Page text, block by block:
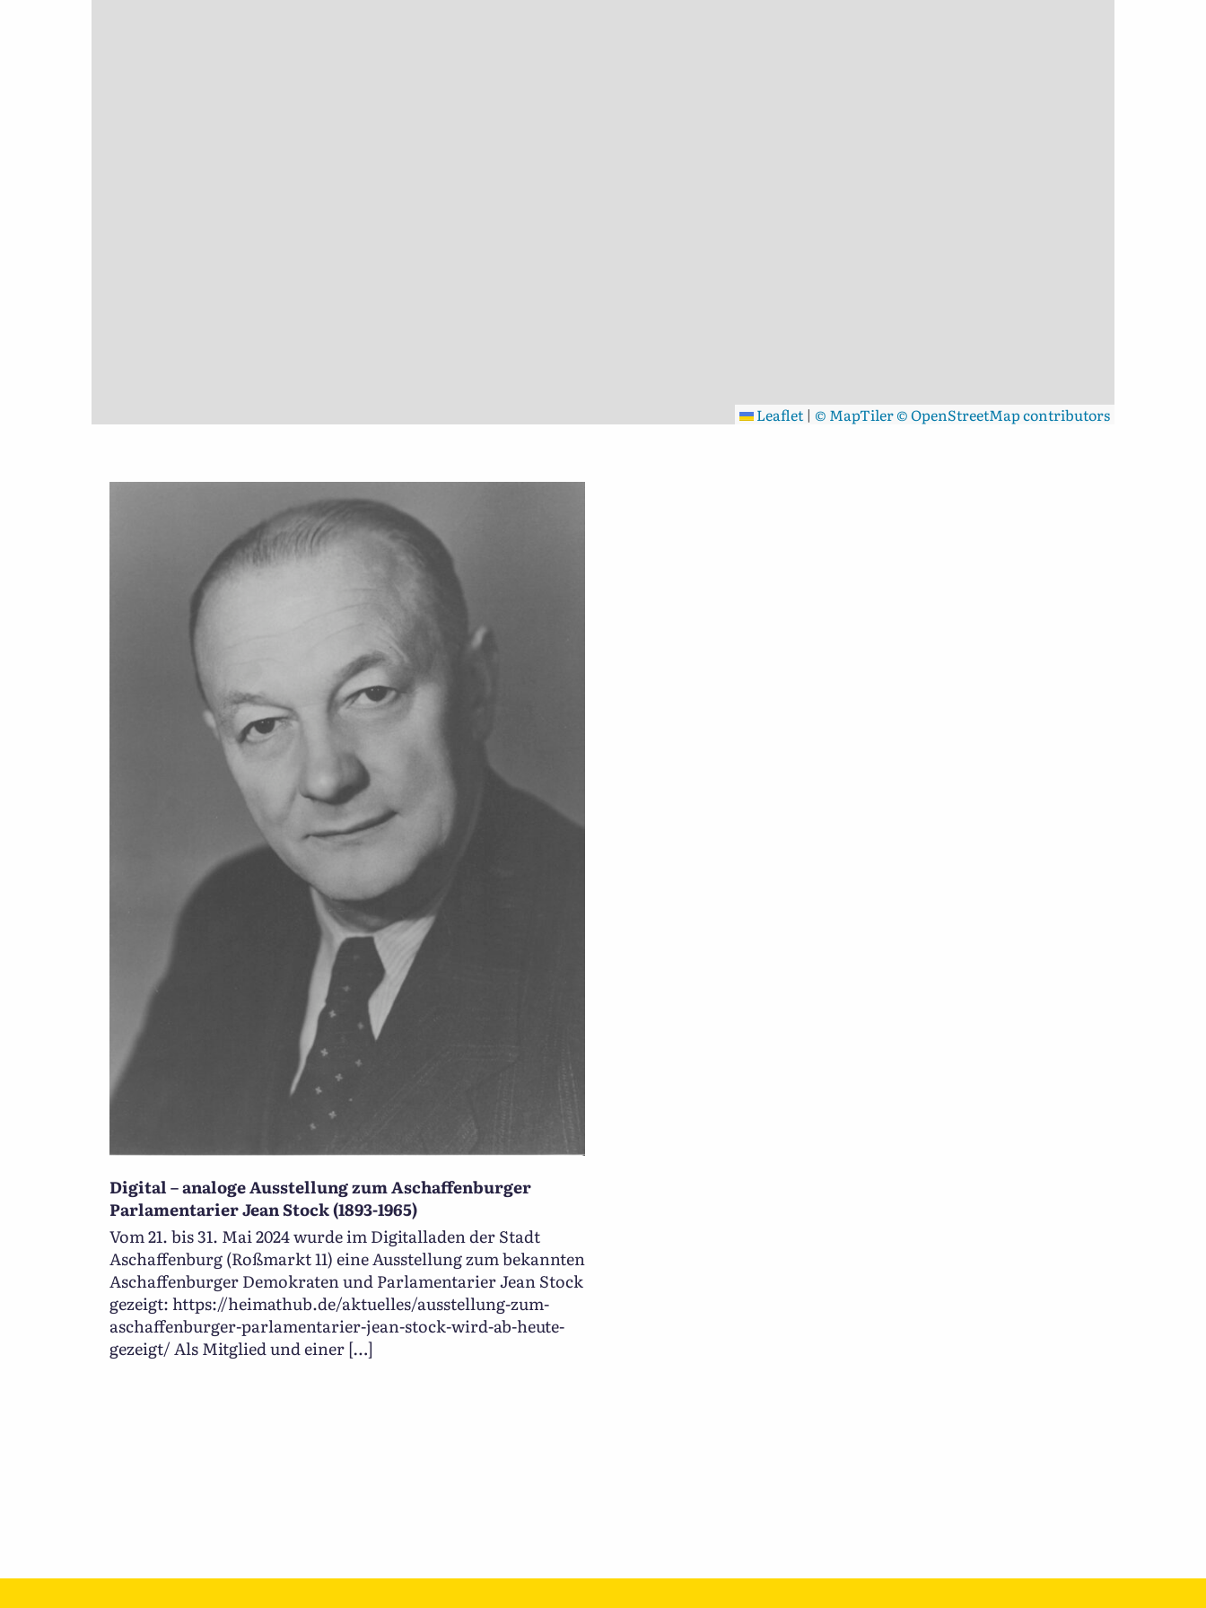
Leaflet | © MapTiler© OpenStreetMap contributors
Digital – analoge Ausstellung zum Aschaffenburger
Parlamentarier Jean Stock (1893-1965)
Vom 21. bis 31. Mai 2024 wurde im Digitalladen der Stadt
Aschaffenburg (Roßmarkt 11) eine Ausstellung zum bekannten
Aschaffenburger Demokraten und Parlamentarier Jean Stock
gezeigt: https://heimathub.de/aktuelles/ausstellung-zum-
aschaffenburger-parlamentarier-jean-stock-wird-ab-heute-
gezeigt/ Als Mitglied und einer […]